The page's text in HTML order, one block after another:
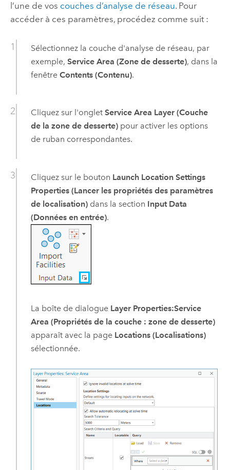
l’une de vos couches d’analyse de réseau. Pour
accéder à ces paramètres, procédez comme suit :
Sélectionnez la couche d'analyse de réseau, par
exemple, Service Area (Zone de desserte), dans la
fenêtre Contents (Contenu).
Cliquez sur l'onglet Service Area Layer (Couche
de la zone de desserte)pour activer les options
de ruban correspondantes.
Cliquez sur le bouton Launch Location Settings
Properties (Lancer les propriétés des paramètres
de localisation)dans la section Input Data
(Données en entrée).
La boîte de dialogue Layer Properties:Service
Area (Propriétés de la couche : zone de desserte)
apparaît avec la page Locations (Localisations)
sélectionnée.